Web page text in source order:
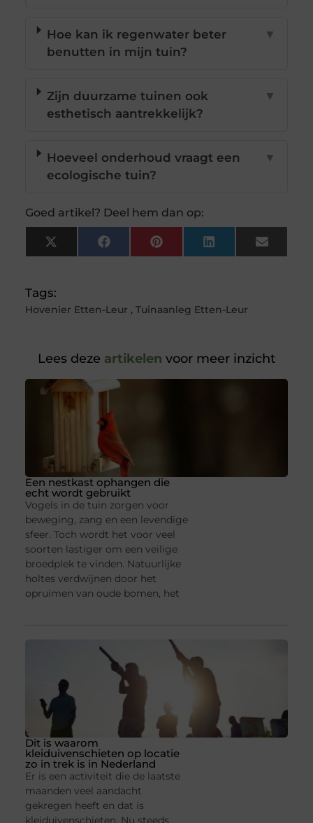
Hoe kan ik regenwater beter
benutten in mijn tuin?
▼
Zijn duurzame tuinen ook
esthetisch aantrekkelijk?
▼
Hoeveel onderhoud vraagt een
ecologische tuin?
▼
Goed artikel? Deel hem dan op:
X
(Twitter)
FacebookPinterestLinkedInEmail
Tags:
Hovenier Etten-Leur , Tuinaanleg Etten-Leur
Lees deze artikelen voor meer inzicht
Een nestkast ophangen die
echt wordt gebruikt
Vogels in de tuin zorgen voor
beweging, zang en een levendige
sfeer. Toch wordt het voor veel
soorten lastiger om een veilige
broedplek te vinden. Natuurlijke
holtes verdwijnen door het
opruimen van oude bomen, het
Dit is waarom
kleiduivenschieten op locatie
zo in trek is in Nederland
Er is een activiteit die de laatste
maanden veel aandacht
gekregen heeft en dat is